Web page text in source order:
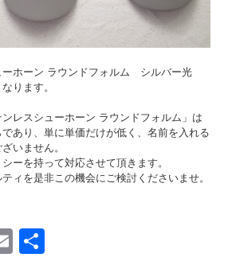
ーホーン ラウンドフォルム シルバー光
ります。
レスシューホーン ラウンドフォルム」は
あり、単に単価だけが低く、名前を入れる
いません。
ーを持って対応させて頂きます。
ィを是非この機会にご検討くださいませ。
E